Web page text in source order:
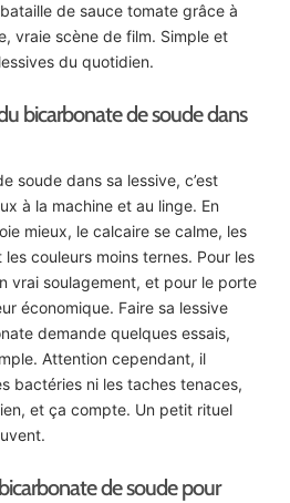
de sauce tomate grâce à
vraie scène de film. Simple et
du quotidien.
bicarbonate de soude dans
soude dans sa lessive, c’est
à la machine et au linge. En
mieux, le calcaire se calme, les
couleurs moins ternes. Pour les
vrai soulagement, et pour le porte
économique. Faire sa lessive
demande quelques essais,
Attention cependant, il
bactéries ni les taches tenaces,
et ça compte. Un petit rituel
de soude pour